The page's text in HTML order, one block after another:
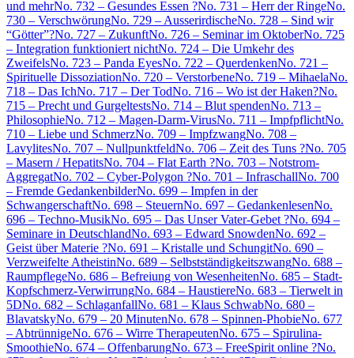
und mehrNo. 732 – Gesundes Essen ?No. 731 – Herr der RingeNo.
730 – VerschwörungNo. 729 – AusserirdischeNo. 728 – Sind wir
“Götter”?No. 727 – ZukunftNo. 726 – Seminar im OktoberNo. 725
– Integration funktioniert nichtNo. 724 – Die Umkehr des
ZweifelsNo. 723 – Panda EyesNo. 722 – QuerdenkenNo. 721 –
Spirituelle DissoziationNo. 720 – VerstorbeneNo. 719 – MihaelaNo.
718 – Das IchNo. 717 – Der TodNo. 716 – Wo ist der Haken?No.
715 – Precht und GurgeltestsNo. 714 – Blut spendenNo. 713 –
PhilosophieNo. 712 – Magen-Darm-VirusNo. 711 – ImpfpflichtNo.
710 – Liebe und SchmerzNo. 709 – ImpfzwangNo. 708 –
LavylitesNo. 707 – NullpunktfeldNo. 706 – Zeit des Tuns ?No. 705
– Masern / HepatitsNo. 704 – Flat Earth ?No. 703 – Notstrom-
AggregatNo. 702 – Cyber-Polygon ?No. 701 – InfraschallNo. 700
– Fremde GedankenbilderNo. 699 – Impfen in der
SchwangerschaftNo. 698 – SteuernNo. 697 – GedankenlesenNo.
696 – Techno-MusikNo. 695 – Das Unser Vater-Gebet ?No. 694 –
Seminare in DeutschlandNo. 693 – Edward SnowdenNo. 692 –
Geist über Materie ?No. 691 – Kristalle und SchungitNo. 690 –
Verzweifelte AtheistinNo. 689 – SelbstständigkeitszwangNo. 688 –
RaumpflegeNo. 686 – Befreiung von WesenheitenNo. 685 – Stadt-
Kopfschmerz-VerwirrungNo. 684 – HaustiereNo. 683 – Tierwelt in
5DNo. 682 – SchlaganfallNo. 681 – Klaus SchwabNo. 680 –
BlavatskyNo. 679 – 20 MinutenNo. 678 – Spinnen-PhobieNo. 677
– AbtrünnigeNo. 676 – Wirre TherapeutenNo. 675 – Spirulina-
SmoothieNo. 674 – OffenbarungNo. 673 – FreeSpirit online ?No.